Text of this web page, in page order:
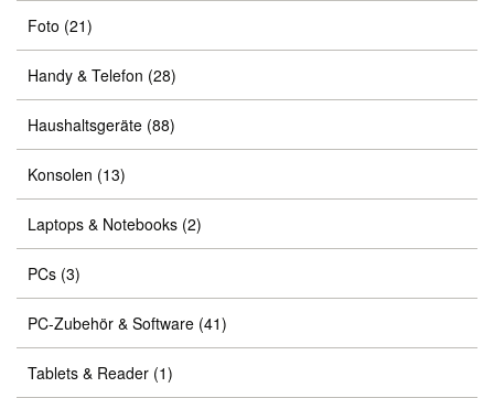
Foto (21)
Handy & Telefon (28)
Haushaltsgeräte (88)
Konsolen (13)
Laptops & Notebooks (2)
PCs (3)
PC-Zubehör & Software (41)
Tablets & Reader (1)